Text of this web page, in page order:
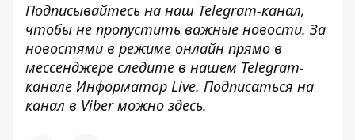
Подписывайтесь на наш Telegram-канал,
чтобы не пропустить важные новости. За
новостями в режиме онлайн прямо в
мессенджере следите в нашем Telegram-
канале Информатор Live. Подписаться на
канал в Viber можно здесь.